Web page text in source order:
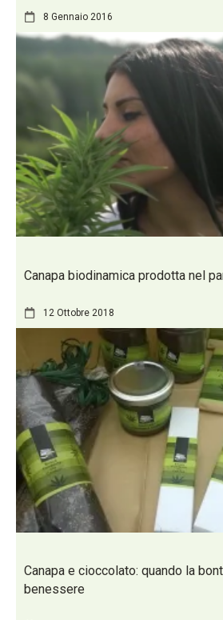
8 Gennaio 2016
Canapa biodinamica prodotta nel
12 Ottobre 2018
Canapa e cioccolato: quando la
benessere